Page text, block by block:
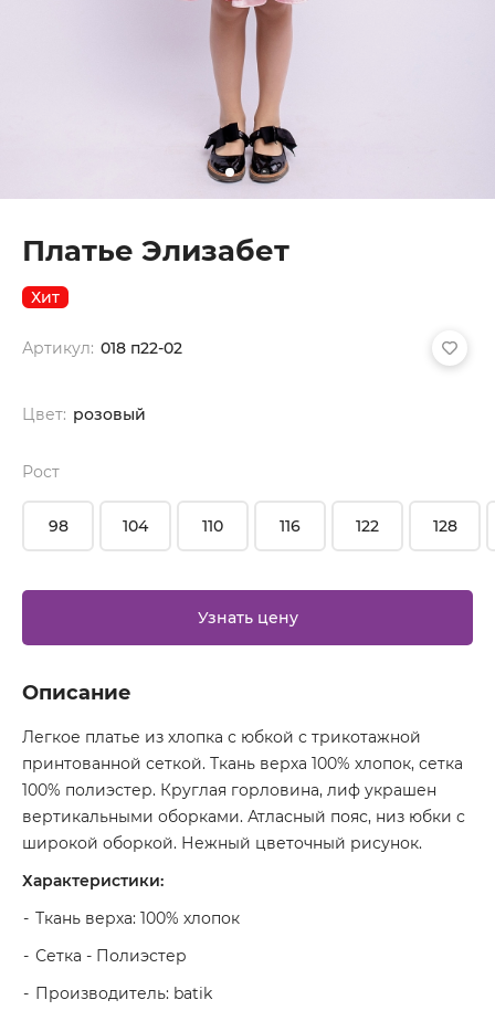
Платье Элизабет
Хит
Артикул: 018 п22-02
Цвет: розовый
Рост
98 104 110 116 122 128
Узнать цену
Описание
Легкое платье из хлопка с юбкой с трикотажной
принтованной сеткой. Ткань верха 100% хлопок, сетка
100% полиэстер. Круглая горловина, лиф украшен
вертикальными оборками. Атласный пояс, низ юбки с
широкой оборкой. Нежный цветочный рисунок.
Характеристики:
Ткань верха: 100% хлопок
Сетка - Полиэстер
Производитель: batik